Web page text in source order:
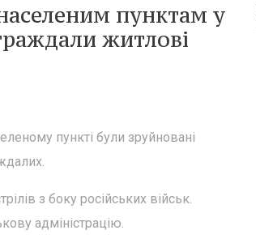
пунктам у
житлові
пункті були зруйновані
з боку російських військ.
адміністрацію.